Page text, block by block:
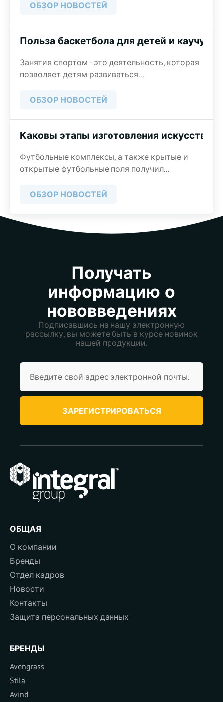
ОБЗОР НОВОСТЕЙ
Польза баскетбола для детей и
Занятия спортом - это деятельность, которая
позволяет детям развиваться...
ОБЗОР НОВОСТЕЙ
Каковы этапы изготовления
Футбольные комплексы, а также крытые и
открытые футбольные поля получил...
ОБЗОР НОВОСТЕЙ
Получать
информацию о
нововведениях
Подписавшись на нашу электронную
рассылку, вы можете быть в курсе новинок
нашей продукции.
ЗАРЕГИСТРИРОВАТЬСЯ
ОБЩАЯ
О компании
Бренды
Отдел кадров
Новости
Контакты
Защита персональных данных
БРЕНДЫ
Avengrass
Stila
Avind